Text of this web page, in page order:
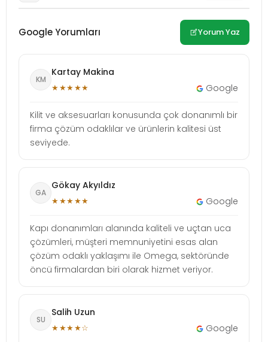
Google Yorumları Yorum Yaz
KM
Kartay Makina
★★★★★ Google
Kilit ve aksesuarları konusunda çok donanımlı bir
firma çözüm odaklılar ve ürünlerin kalitesi üst
seviyede.
GA
Gökay Akyıldız
★★★★★ Google
Kapı donanımları alanında kaliteli ve uçtan uca
çözümleri, müşteri memnuniyetini esas alan
çözüm odaklı yaklaşımı ile Omega, sektöründe
öncü firmalardan biri olarak hizmet veriyor.
SU
Salih Uzun
★★★★☆ Google